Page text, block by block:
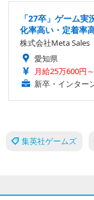
「27卒」ゲーム
化率高い・定着率
株式会社Meta Sales
愛知県
月給25万600円
新卒・インター
集英社ゲームズ